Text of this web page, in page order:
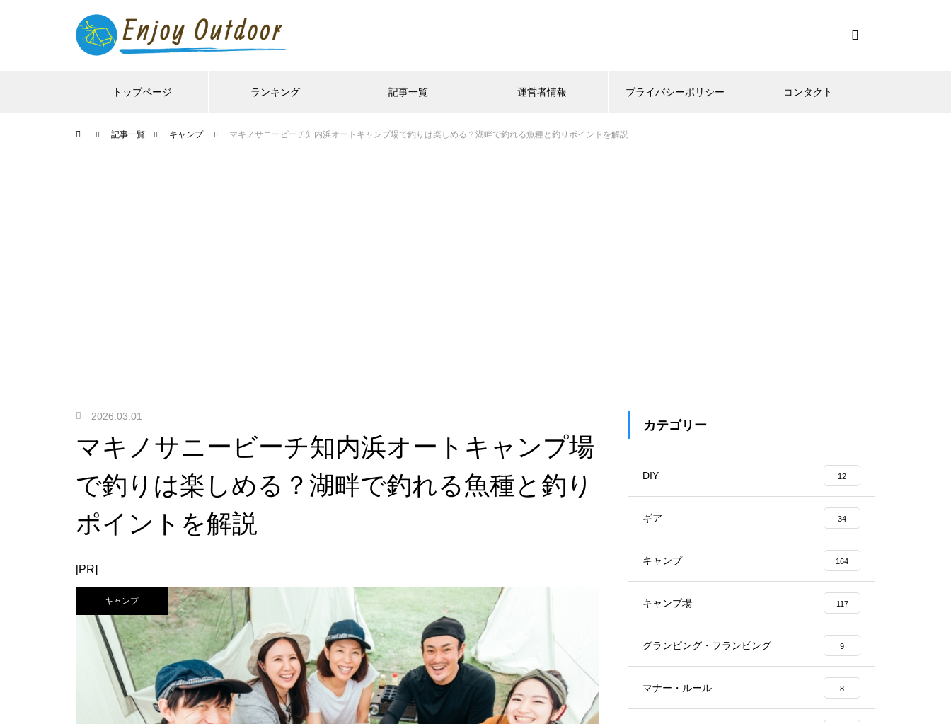
トップページ ランキング 記事一覧 運営者情報 プライバシーポリシー コンタクト
記事一覧 キャンプ マキノサニービーチ知内浜オートキャンプ場で釣りは楽しめる？湖畔で釣れる魚種と釣りポイントを解説
2026.03.01
マキノサニービーチ知内浜オートキャンプ場
で釣りは楽しめる？湖畔で釣れる魚種と釣り
ポイントを解説
[PR]
キャンプ
カテゴリー
DIY 12
ギア 34
キャンプ 164
キャンプ場 117
グランピング・フランピング 9
マナー・ルール 8